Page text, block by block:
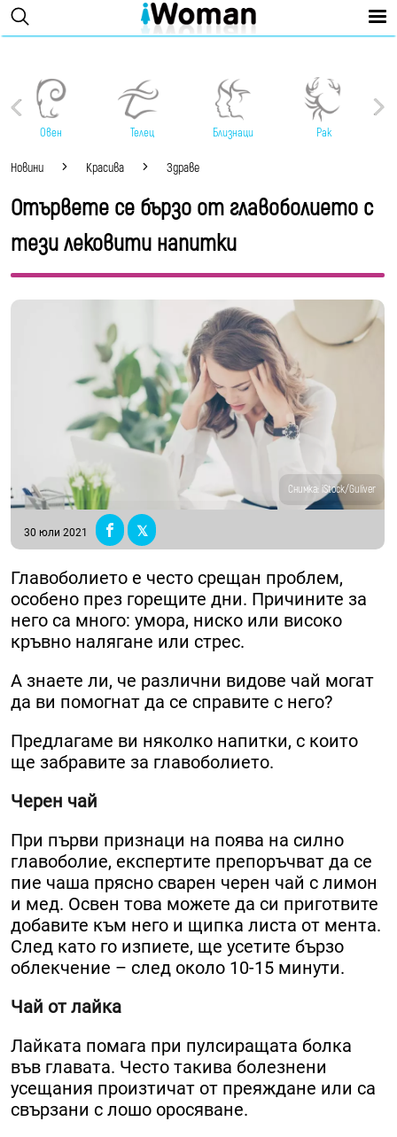
Овен Телец Близнаци Рак
Новини Красива Здраве
Отървете се бързо от главоболието с
тези лековити напитки
Снимка: iStock/Guliver
30 юли 2021
Главоболието е често срещан проблем,
особено през горещите дни. Причините за
него са много: умора, ниско или високо
кръвно налягане или стрес.
А знаете ли, че различни видове чай могат
да ви помогнат да се справите с него?
Предлагаме ви няколко напитки, с които
ще забравите за главоболието.
Черен чай
При първи признаци на поява на силно
главоболие, експертите препоръчват да се
пие чаша прясно сварен черен чай с лимон
и мед. Освен това можете да си приготвите
добавите към него и щипка листа от мента.
След като го изпиете, ще усетите бързо
облекчение – след около 10-15 минути.
Чай от лайка
Лайката помага при пулсиращата болка
във главата. Често такива болезнени
усещания произтичат от преяждане или са
свързани с лошо оросяване.